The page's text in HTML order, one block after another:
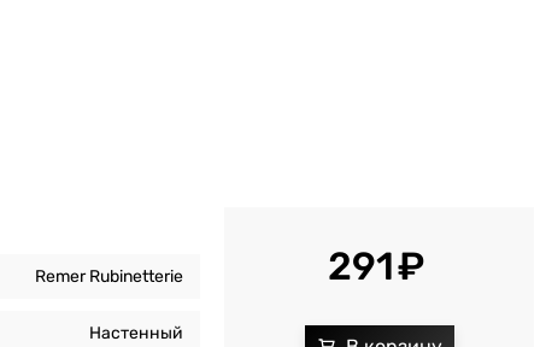
Remer Rubinetterie
Настенный
291